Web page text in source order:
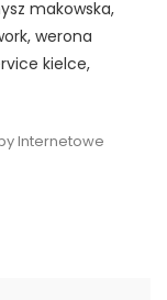
makowska,
werona
kielce,
Internetowe